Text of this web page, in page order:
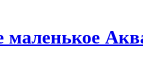
маленькое